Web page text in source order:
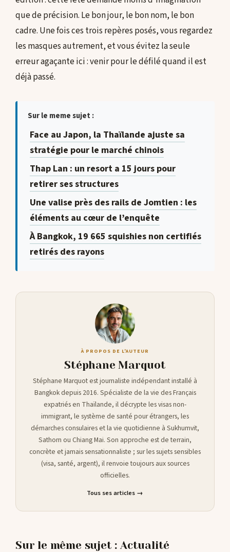
que de précision. Le bon jour, le bon nom, le bon
cadre. Une fois ces trois repères posés, vous regardez
les masques autrement, et vous évitez la seule
erreur agaçante ici : venir pour le défilé quand il est
déjà passé.
Sur le meme sujet :
Face au Japon, la Thaïlande ajuste sa
stratégie pour le marché chinois
Thap Lan : un resort a 15 jours pour
retirer ses structures
Une valise près des rails de Jomtien : les
éléments au cœur de l’enquête
À Bangkok, 19 665 squishies non certifiés
retirés des rayons
À PROPOS DE L'AUTEUR
Stéphane Marquot
Stéphane Marquot est journaliste indépendant installé à
Bangkok depuis 2016. Spécialiste de la vie des Français
expatriés en Thaïlande, il décrypte les visas non-
immigrant, le système de santé pour étrangers, les
démarches consulaires et la vie quotidienne à Sukhumvit,
Sathorn ou Chiang Mai. Son approche est de terrain,
concrète et jamais sensationnaliste ; sur les sujets sensibles
(visa, santé, argent), il renvoie toujours aux sources
officielles.
Tous ses articles →
Sur le même sujet : Actualité